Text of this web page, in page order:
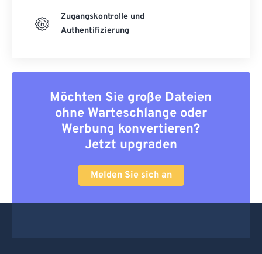
Zugangskontrolle und
Authentifizierung
Möchten Sie große Dateien
ohne Warteschlange oder
Werbung konvertieren?
Jetzt upgraden
Melden Sie sich an